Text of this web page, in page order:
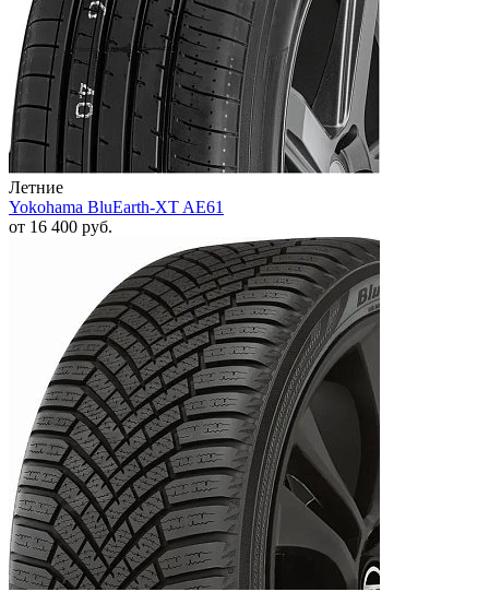
Летние
Yokohama BluEarth-XT AE61
от 16 400 руб.